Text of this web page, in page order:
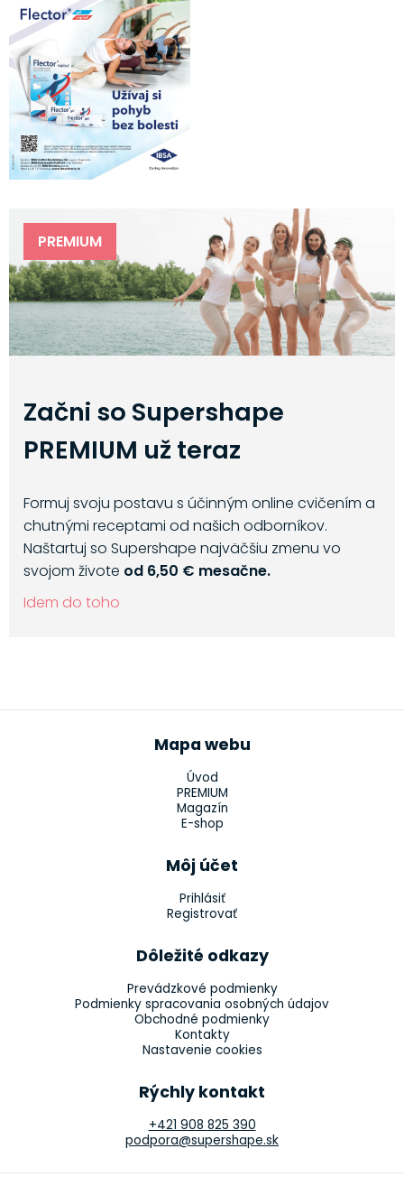
PREMIUM
Začni so Supershape
PREMIUM už teraz
Formuj svoju postavu s účinným online cvičením a
chutnými receptami od našich odborníkov.
Naštartuj so Supershape najväčšiu zmenu vo
svojom živote od 6,50 € mesačne.
Idem do toho
Mapa webu
Úvod
PREMIUM
Magazín
E-shop
Môj účet
Prihlásiť
Registrovať
Dôležité odkazy
Prevádzkové podmienky
Podmienky spracovania osobných údajov
Obchodné podmienky
Kontakty
Nastavenie cookies
Rýchly kontakt
+421 908 825 390
podpora@supershape.sk